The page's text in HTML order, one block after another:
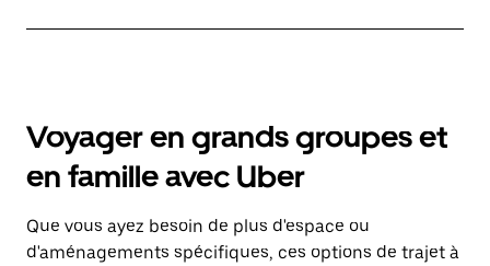
Voyager en grands groupes et
en famille avec Uber
Que vous ayez besoin de plus d'espace ou
d'aménagements spécifiques, ces options de trajet à